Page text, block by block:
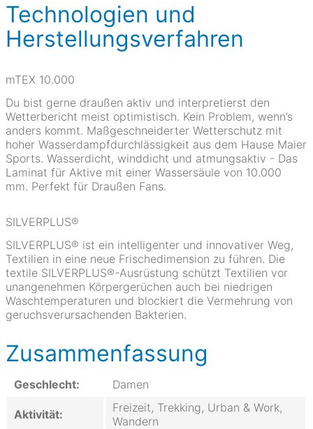
Technologien und
Herstellungsverfahren
mTEX 10.000
Du bist gerne draußen aktiv und interpretierst den
Wetterbericht meist optimistisch. Kein Problem, wenn’s
anders kommt. Maßgeschneiderter Wetterschutz mit
hoher Wasserdampfdurchlässigkeit aus dem Hause Maier
Sports. Wasserdicht, winddicht und atmungsaktiv - Das
Laminat für Aktive mit einer Wassersäule von 10.000
mm. Perfekt für Draußen Fans.
SILVERPLUS®
SILVERPLUS® ist ein intelligenter und innovativer Weg,
Textilien in eine neue Frischedimension zu führen. Die
textile SILVERPLUS®-Ausrüstung schützt Textilien vor
unangenehmen Körpergerüchen auch bei niedrigen
Waschtemperaturen und blockiert die Vermehrung von
geruchsverursachenden Bakterien.
Zusammenfassung
Geschlecht: Damen
Aktivität:
Freizeit, Trekking, Urban & Work,
Wandern